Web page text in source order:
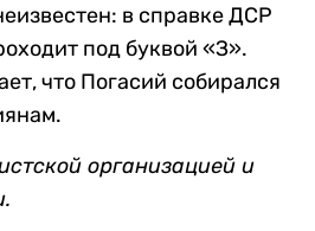
в справке ДСР
под буквой «З».
что Погасий собирался
организацией и